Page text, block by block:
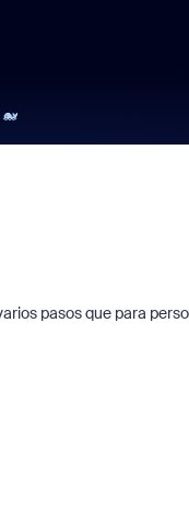
pasos que para